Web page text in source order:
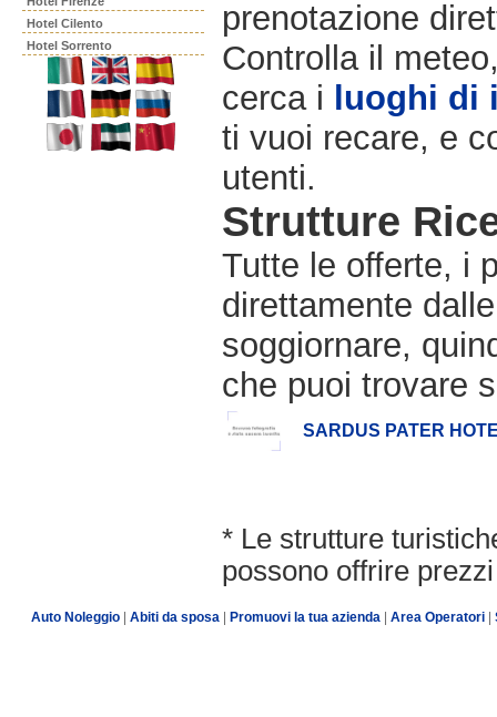
Hotel Cilento
Hotel Sorrento
prenotazione
Controlla il
cerca i
luoghi di
ti vuoi recare, e
utenti.
Strutture
Tutte le offerte, i
direttamente
soggiornare,
che puoi trovare
SARDUS PATER
* Le strutture
possono offrire
Auto Noleggio Abiti da sposa Promuovi la tua azienda Area Operatori